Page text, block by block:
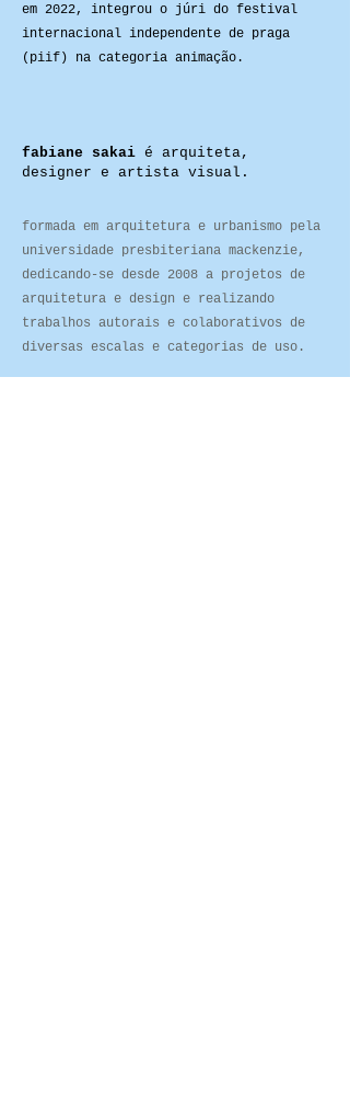
em 2022, integrou o júri do festival
internacional independente de praga
(piif) na categoria animação.
fabiane sakai é arquiteta,
designer e artista visual.
formada em arquitetura e urbanismo pela
universidade presbiteriana mackenzie,
dedicando-se desde 2008 a projetos de
arquitetura e design e realizando
trabalhos autorais e colaborativos de
diversas escalas e categorias de uso.